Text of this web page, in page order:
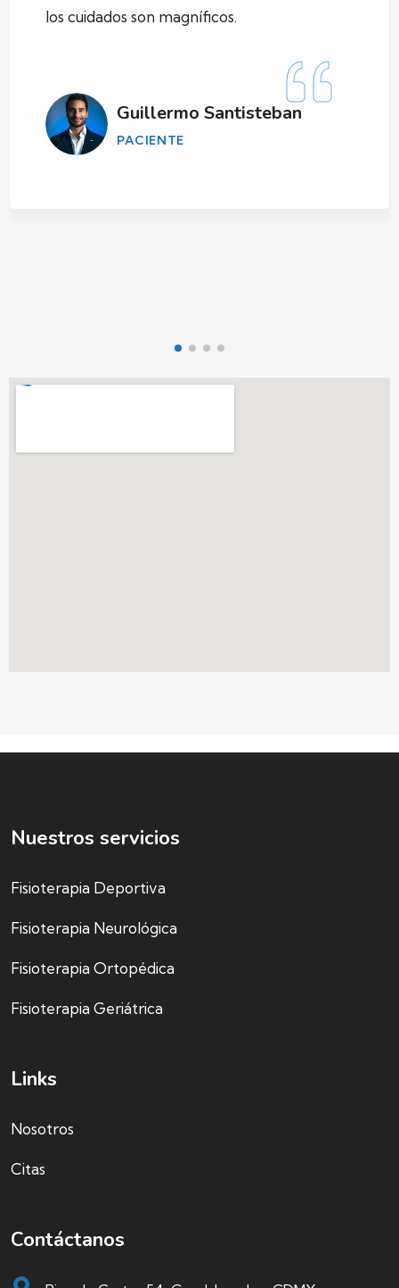
los cuidados son magníficos.
Guillermo Santisteban
PACIENTE
Nuestros servicios
Fisioterapia Deportiva
Fisioterapia Neurológica
Fisioterapia Ortopédica
Fisioterapia Geriátrica
Links
Nosotros
Citas
Contáctanos